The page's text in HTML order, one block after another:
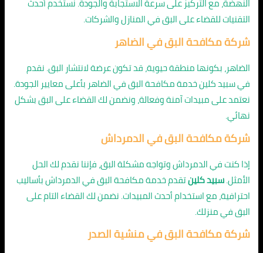
النهضة، مع التركيز على سرعة الاستجابة والجودة. نستخدم أحدث
التقنيات للقضاء على البق في المنازل والشركات.
شركة مكافحة البق في الضاهر
الضاهر، بكونها منطقة حيوية، قد تكون عرضة لانتشار البق. نقدم
في سبيد كلين خدمة مكافحة البق في الضاهر بأعلى معايير الجودة.
نعتمد على مبيدات آمنة وفعالة، ونضمن لك القضاء على البق بشكل
نهائي.
شركة مكافحة البق في الدمرداش
إذا كنت في الدمرداش وتواجه مشكلة البق، فإننا نقدم لك الحل
الأمثل.سبيد كلينتقدم خدمة مكافحة البق في الدمرداش بأساليب
احترافية، مع استخدام أحدث المبيدات. نضمن لك القضاء التام على
البق في منزلك.
شركة مكافحة البق في منشية الصدر